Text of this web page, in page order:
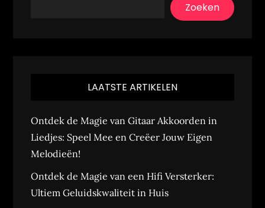
Zoeken
LAATSTE ARTIKELEN
Ontdek de Magie van Gitaar Akkoorden in
Liedjes: Speel Mee en Creëer Jouw Eigen
Melodieën!
Ontdek de Magie van een Hifi Versterker:
Ultiem Geluidskwaliteit in Huis